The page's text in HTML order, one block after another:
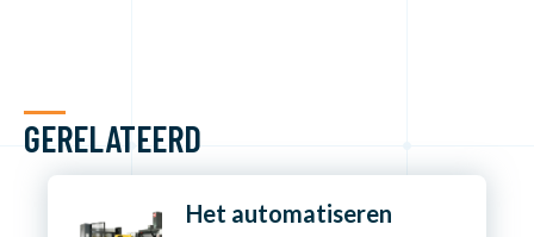
GERELATEERD
Het automatiseren